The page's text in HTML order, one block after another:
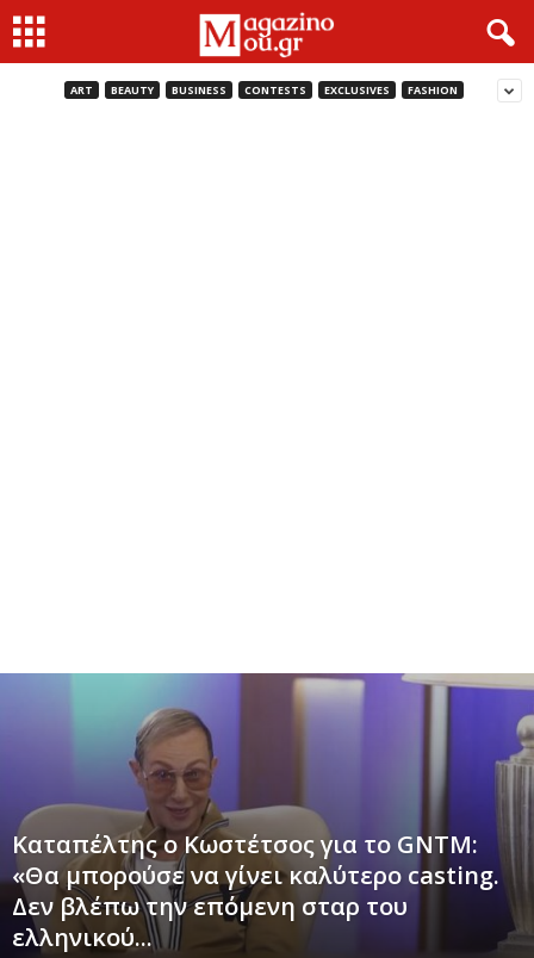
ART BEAUTY BUSINESS CONTESTS EXCLUSIVES FASHION
Καταπέλτης ο Κωστέτσος για το GNTM:
«Θα μπορούσε να γίνει καλύτερο casting.
Δεν βλέπω την επόμενη σταρ του
ελληνικού...